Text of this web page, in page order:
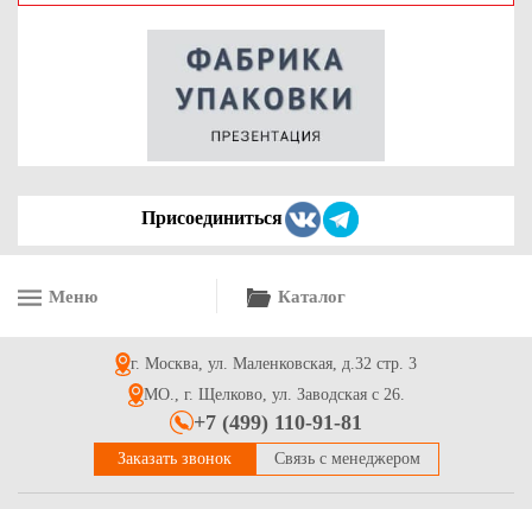
Пакеты пищевые фасовочные ПНД 14+8*26см в евроупаковке
Пакет (конверт) из трехслойной воздушно пузырчатой
Присоединиться
Меню Каталог
г. Москва, ул. Маленковская, д.32 стр. 3
МО., г. Щелково, ул. Заводская с 26.
+7 (499) 110-91-81
Заказать звонок Связь с менеджером